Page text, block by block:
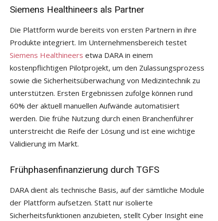
Siemens Healthineers als Partner
Die Plattform wurde bereits von ersten Partnern in ihre
Produkte integriert. Im Unternehmensbereich testet
Siemens Healthineers etwa DARA in einem
kostenpflichtigen Pilotprojekt, um den Zulassungsprozess
sowie die Sicherheitsüberwachung von Medizintechnik zu
unterstützen. Ersten Ergebnissen zufolge können rund
60% der aktuell manuellen Aufwände automatisiert
werden. Die frühe Nutzung durch einen Branchenführer
unterstreicht die Reife der Lösung und ist eine wichtige
Validierung im Markt.
Frühphasenfinanzierung durch TGFS
DARA dient als technische Basis, auf der sämtliche Module
der Plattform aufsetzen. Statt nur isolierte
Sicherheitsfunktionen anzubieten, stellt Cyber Insight eine